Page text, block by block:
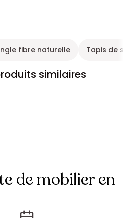
fibre naturelle Tapis de
similaires
de mobilier en